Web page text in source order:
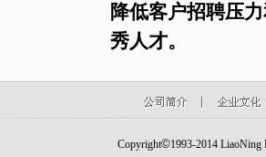
降低客户招聘压
秀人才。
Copyright©1993-2014 LiaoNing